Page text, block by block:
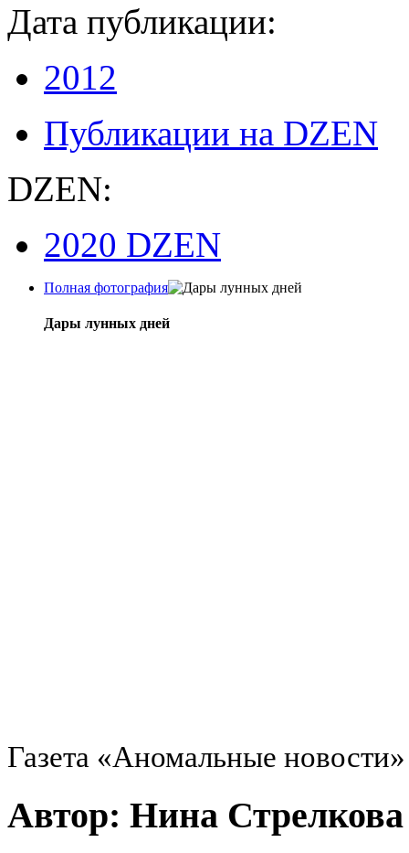
Дата публикации:
2012
Публикации на DZEN
DZEN:
2020 DZEN
Полная фотография
Дары лунных дней
Газета «Аномальные
Автор: Нина Стрелкова